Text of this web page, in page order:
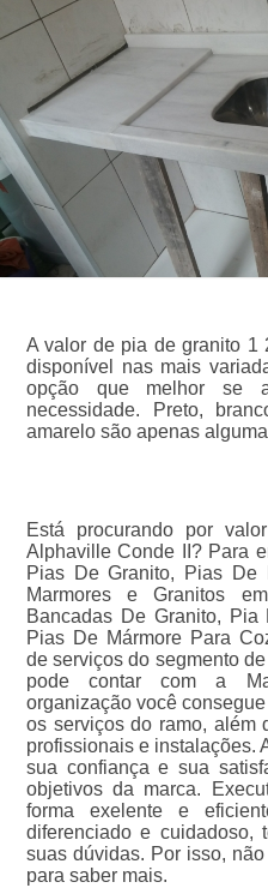
A valor de pia de granito 1
disponível nas mais
opção que melhor se
necessidade. Preto,
amarelo são apenas
Está procurando por
Alphaville Conde II? Para
Pias De Granito, Pias De
Marmores e Granitos
Bancadas De Granito, Pia
Pias De Mármore Para
de serviços do segmento
pode contar com a
organização você
os serviços do ramo, além
profissionais e instalações.
sua confiança e sua
objetivos da marca.
forma exelente e
diferenciado e cuidadoso,
suas dúvidas. Por isso,
para saber mais.